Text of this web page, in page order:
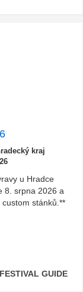
kraj
u Hradce
8. srpna 2026 a
stánků.**
FESTIVAL GUIDE